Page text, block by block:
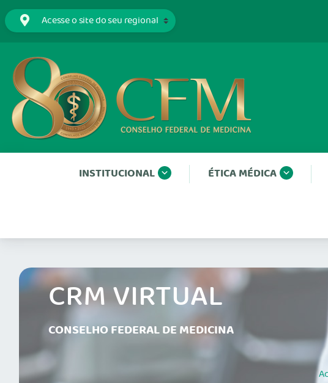
INSTITUCIONAL ÉTICA MÉDICA
CRM VIRTUAL
CONSELHO FEDERAL DE MEDICINA